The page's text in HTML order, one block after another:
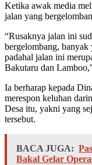
Ketika awak media
jalan yang
“Rusaknya jalan ini
bergelombang, banyak
padahal jalan ini
Bakutaru dan
Ia berharap kepada
merespon keluhan
Desa itu, yakni yang
tersebut.
BACA JUGA:
Bakal Gelar